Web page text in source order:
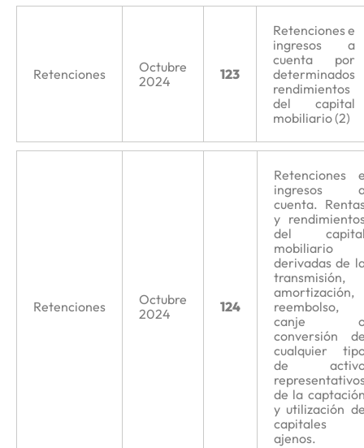
Retenciones
Octubre
2024
123
Retenciones e
ingresos a
cuenta por
determinados
rendimientos
del capital
mobiliario (2)
Retenciones
Octubre
2024
124
Retenciones
ingresos
cuenta.
y
del
mobiliario
derivadas de
transmisión,
amortización,
reembolso,
canje
conversión
cualquier
de
de la
y utilización
capitales
ajenos.